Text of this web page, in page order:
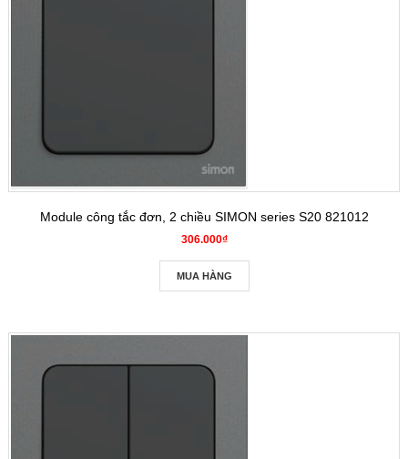
Module công tắc đơn, 2 chiều SIMON series S20 821012
306.000₫
MUA HÀNG